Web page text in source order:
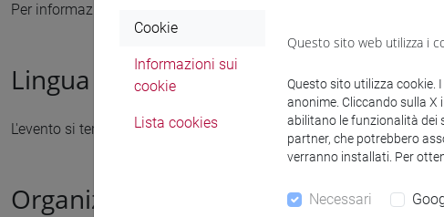
Per informazioni e iscrizioni scrivere a
Lingua
L'evento si terrà in italiano
Organizzatore
Cookie
Informazioni sui
cookie
Lista cookies
Questo sito web utilizza i
Questo sito utilizza cookie.
anonime. Cliccando sulla
abilitano le funzionalità dei
partner, che potrebbero
verranno installati. Per
Necessari